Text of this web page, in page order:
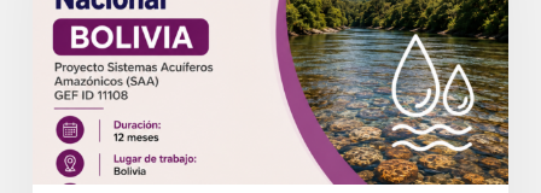
Asistente
Técnico
Nacional
del
Proyecto
SAA